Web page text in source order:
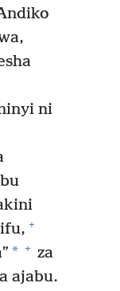
ni
+
* + za
ajabu.